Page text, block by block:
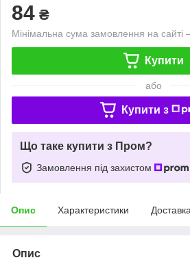
84 ₴
Мінімальна сума замовлення на
Купити
або
Купити з
Що таке купити з Пром?
Замовлення під захистом
Опис Характеристики Доставка
Опис